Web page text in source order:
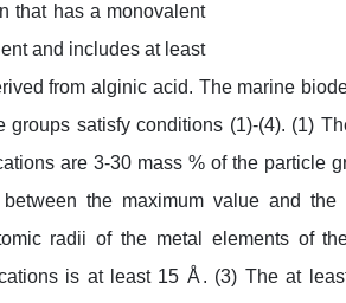
that has a monovalent
and includes at least
from alginic acid. The marine
groups satisfy conditions (1)-(4). (1)
are 3-30 mass % of the particle
the maximum value and the
radii of the metal elements of
is at least 15 Å. (3) The at